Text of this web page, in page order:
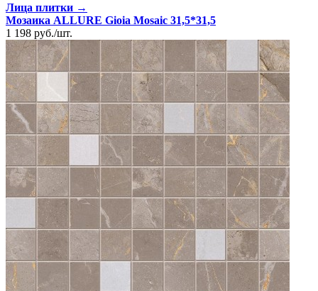
Лица плитки →
Мозаика ALLURE Gioia Mosaic 31,5*31,5
1 198 руб./шт.